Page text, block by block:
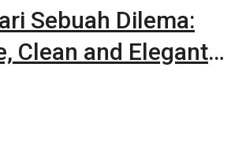
Sebuah Dilema:
Clean and Elegant